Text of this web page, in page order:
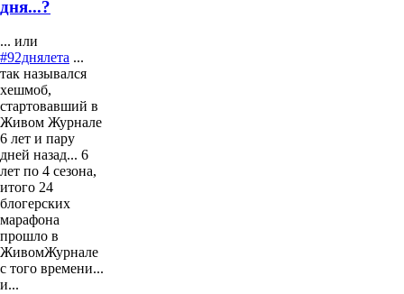
дня...?
... или
#92днялета ...
так назывался
хешмоб,
стартовавший в
Живом Журнале
6 лет и пару
дней назад... 6
лет по 4 сезона,
итого 24
блогерских
марафона
прошло в
ЖивомЖурнале
с того времени...
и...